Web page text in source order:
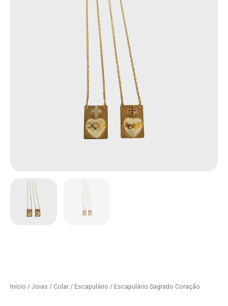
Início / Joias / Colar / Escapulário / Escapulário Sagrado Coração